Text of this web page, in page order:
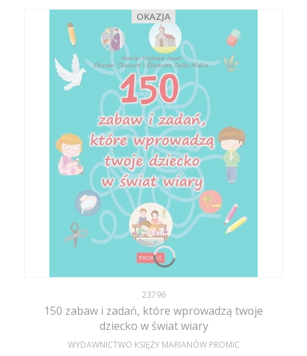
OKAZJA
Kod produktu
23796
150 zabaw i zadań, które wprowadzą twoje
dziecko w świat wiary
PRODUCENT
WYDAWNICTWO KSIĘŻY MARIANÓW PROMIC